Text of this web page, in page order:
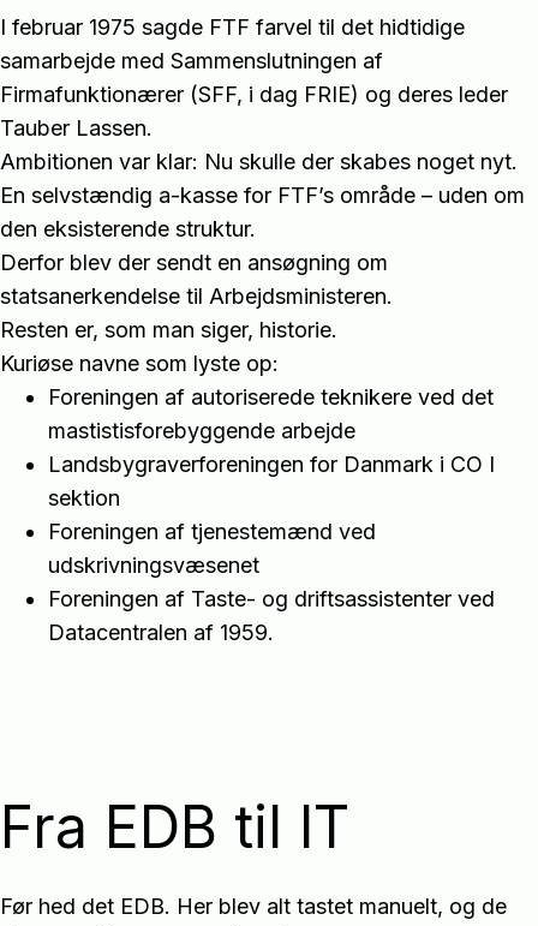
I februar 1975 sagde FTF farvel til det hidtidige
samarbejde med Sammenslutningen af
Firmafunktionærer (SFF, i dag FRIE) og deres leder
Tauber Lassen.
Ambitionen var klar: Nu skulle der skabes noget nyt.
En selvstændig a-kasse for FTF’s område – uden om
den eksisterende struktur.
Derfor blev der sendt en ansøgning om
statsanerkendelse til Arbejdsministeren.
Resten er, som man siger, historie.
Kuriøse navne som lyste op:
Foreningen af autoriserede teknikere ved det
mastistisforebyggende arbejde
Landsbygraverforeningen for Danmark i CO I
sektion
Foreningen af tjenestemænd ved
udskrivningsvæsenet
Foreningen af Taste- og driftsassistenter ved
Datacentralen af 1959.
Fra EDB til IT
Før hed det EDB. Her blev alt tastet manuelt, og de